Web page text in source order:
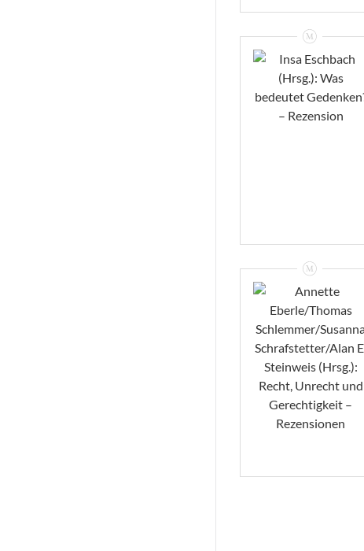
Insa Eschbach
Bedeutet
Eberle/Thomas
Schlemmer/Susanna
Schrafstetter/Alan
E. Steinweis
(Hrsg.): Recht,
Unrecht Und
Gerechtigkeit –
Rezensionen